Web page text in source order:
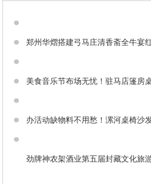
郑州华熠搭建弓马庄清香斋全牛宴
美食音乐节布场无忧！驻马店篷房
办活动缺物料不用愁！漯河桌椅沙